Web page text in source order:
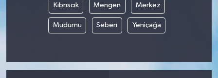
Kıbrıscık Mengen Merkez
Mudurnu Seben Yeniçağa